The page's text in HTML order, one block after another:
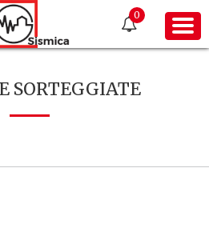
0
SORTEGGIATE